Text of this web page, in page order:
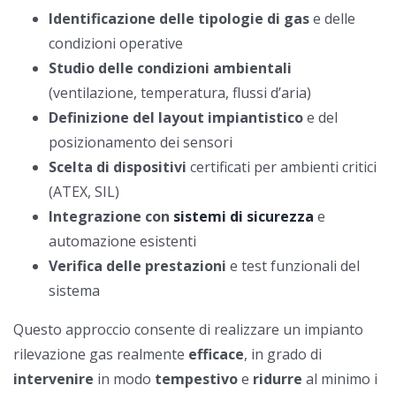
Identificazione delle tipologie di gase delle
condizioni operative
Studio delle condizioni ambientali
(ventilazione, temperatura, flussi d’aria)
Definizione del layout impiantisticoe del
posizionamento dei sensori
Scelta di dispositivi certificati per ambienti critici
(ATEX, SIL)
Integrazione con sistemi di sicurezza e
automazione esistenti
Verifica delle prestazioni e test funzionali del
sistema
Questo approccio consente di realizzare un impianto
rilevazione gas realmente efficace, in grado di
intervenire in modo tempestivoe ridurre al minimo i